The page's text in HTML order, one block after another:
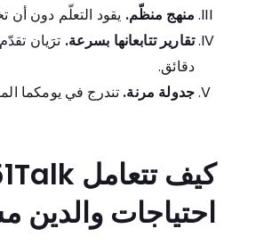
منهج منظّم. يقود التعلّم دون أن
تقارير تتابعانها بسرعة. ترَيان
دقائق.
جدولة مرنة. تندرج في يومكما
احتياجات والدين